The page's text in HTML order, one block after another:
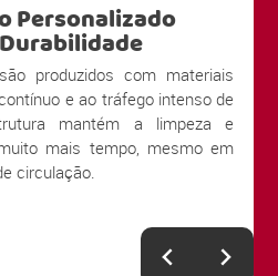
Personalizado
produzidos com materiais
e ao tráfego intenso de
mantém a limpeza e
mais tempo, mesmo em